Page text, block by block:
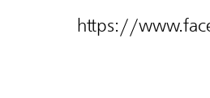
https://